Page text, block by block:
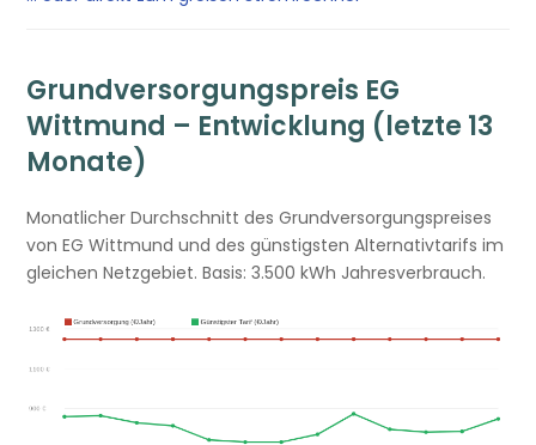
Grundversorgungspreis EG
Wittmund – Entwicklung (letzte 13
Monate)
Monatlicher Durchschnitt des Grundversorgungspreises
von EG Wittmund und des günstigsten Alternativtarifs im
gleichen Netzgebiet. Basis: 3.500 kWh Jahresverbrauch.